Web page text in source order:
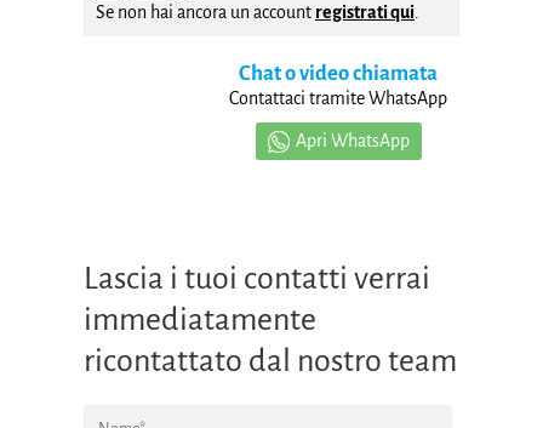
Se non hai ancora un account registrati qui
Chat o video chiamata
Contattaci tramite WhatsApp
Apri WhatsApp
Lascia i tuoi contatti verrai
immediatamente
ricontattato dal nostro team